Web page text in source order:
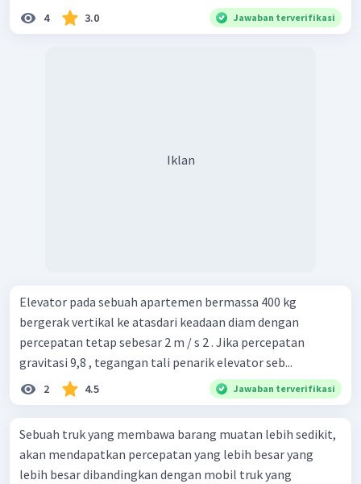
4 3.0 Jawaban terverifikasi
Iklan
Elevator pada sebuah apartemen bermassa 400 kg
bergerak vertikal ke atasdari keadaan diam dengan
percepatan tetap sebesar 2 m / s 2 . Jika percepatan
gravitasi 9,8 , tegangan tali penarik elevator seb...
2 4.5 Jawaban terverifikasi
Sebuah truk yang membawa barang muatan lebih sedikit,
akan mendapatkan percepatan yang lebih besar yang
lebih besar dibandingkan dengan mobil truk yang